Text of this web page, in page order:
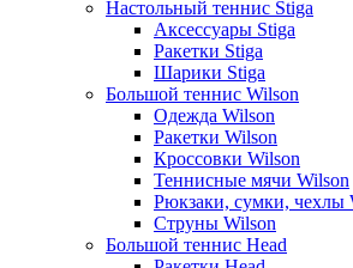
Настольный теннис Stiga
Аксессуары Stiga
Ракетки Stiga
Шарики Stiga
Большой теннис Wilson
Одежда Wilson
Ракетки Wilson
Кроссовки Wilson
Теннисные мячи Wilson
Рюкзаки, сумки, чехлы
Струны Wilson
Большой теннис Head